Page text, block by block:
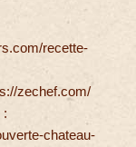
recette-
zechef.com/
:
chateau-